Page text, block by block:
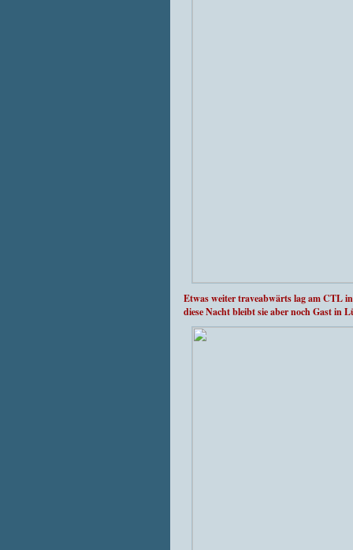
Etwas weiter traveabwärts lag am CTL
diese Nacht bleibt sie aber noch Gast in